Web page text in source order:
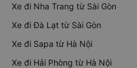
Xe đi Nha Trang từ Sài Gòn
Xe đi Đà Lạt từ Sài Gòn
Xe đi Sapa từ Hà Nội
Xe đi Hải Phòng từ Hà Nội